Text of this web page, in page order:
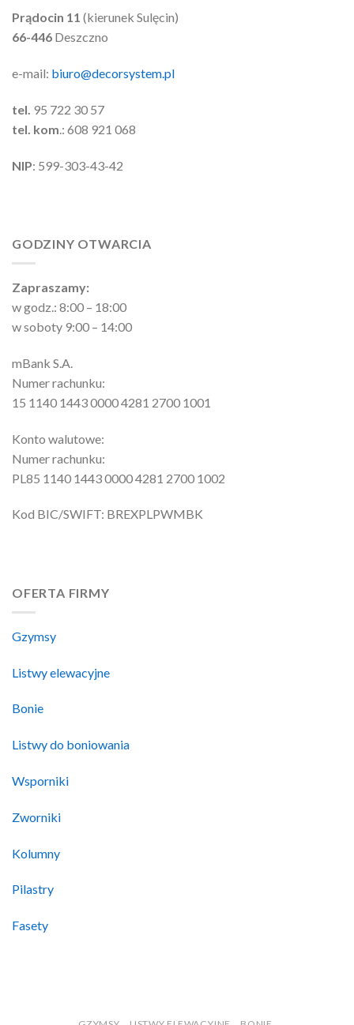
Prądocin 11 (kierunek Sulęcin)
66-446 Deszczno
e-mail: biuro@decorsystem.pl
tel. 95 722 30 57
tel. kom.: 608 921 068
NIP: 599-303-43-42
GODZINY OTWARCIA
Zapraszamy:
w godz.: 8:00 – 18:00
w soboty 9:00 – 14:00
mBank S.A.
Numer rachunku:
15 1140 1443 0000 4281 2700 1001
Konto walutowe:
Numer rachunku:
PL85 1140 1443 0000 4281 2700 1002
Kod BIC/SWIFT: BREXPLPWMBK
OFERTA FIRMY
Gzymsy
Listwy elewacyjne
Bonie
Listwy do boniowania
Wsporniki
Zworniki
Kolumny
Pilastry
Fasety